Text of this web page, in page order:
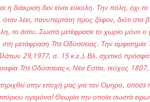
η διάκριση δεν είναι εύκολη. Την πόλη, όχι το
λέει, πανυπερτάτη προς ζόφον, διότι στα
το άστυ. Σωστά μετέφρασε το χωρίο μόνο
μετάφραση Tns Οδύσσειας. Την αμφισημία
29,1977, σ. 15 κ.ε.). Βλ. σχετικό
Tns Οδύσσειας», Νέα Εστία, τεύχος
στην εποχή μας για τον Όμηρο, onoos
ηγεμόνα! Θεωρία την οποία σωστά